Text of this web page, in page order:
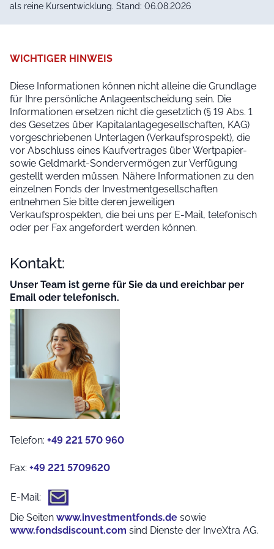
als reine Kursentwicklung. Stand: 06.08.2026
WICHTIGER HINWEIS
Diese Informationen können nicht alleine die Grundlage
für Ihre persönliche Anlageentscheidung sein. Die
Informationen ersetzen nicht die gesetzlich (§ 19 Abs. 1
des Gesetzes über Kapitalanlagegesellschaften, KAG)
vorgeschriebenen Unterlagen (Verkaufsprospekt), die
vor Abschluss eines Kaufvertrages über Wertpapier-
sowie Geldmarkt-Sondervermögen zur Verfügung
gestellt werden müssen. Nähere Informationen zu den
einzelnen Fonds der Investmentgesellschaften
entnehmen Sie bitte deren jeweiligen
Verkaufsprospekten, die bei uns per E-Mail, telefonisch
oder per Fax angefordert werden können.
Kontakt:
Unser Team ist gerne für Sie da und ereichbar per
Email oder telefonisch.
Telefon: +49 221 570 960
Fax: +49 221 5709620
E-Mail:
Die Seiten www.investmentfonds.de sowie
www.fondsdiscount.com sind Dienste der InveXtra AG.